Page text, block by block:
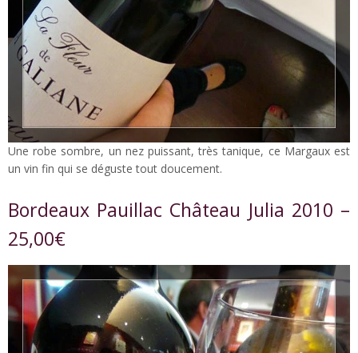
Une robe sombre, un nez puissant, très tanique, ce Margaux est
un vin fin qui se déguste tout doucement.
Bordeaux Pauillac Château Julia 2010 –
25,00€